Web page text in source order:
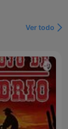
Ver todo